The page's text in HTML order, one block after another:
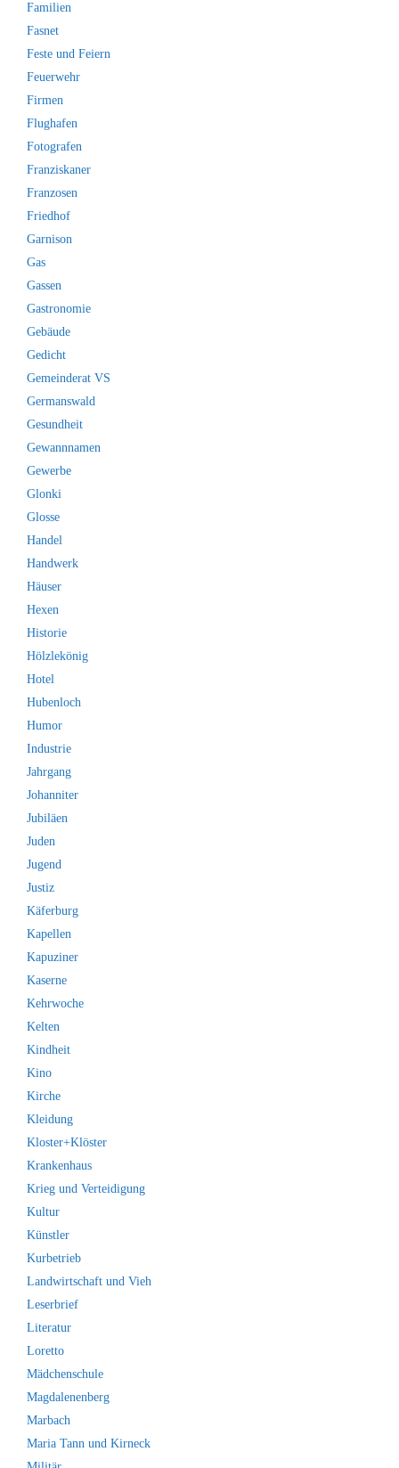
Familien
Fasnet
Feste und Feiern
Feuerwehr
Firmen
Flughafen
Fotografen
Franziskaner
Franzosen
Friedhof
Garnison
Gas
Gassen
Gastronomie
Gebäude
Gedicht
Gemeinderat VS
Germanswald
Gesundheit
Gewannnamen
Gewerbe
Glonki
Glosse
Handel
Handwerk
Häuser
Hexen
Historie
Hölzlekönig
Hotel
Hubenloch
Humor
Industrie
Jahrgang
Johanniter
Jubiläen
Juden
Jugend
Justiz
Käferburg
Kapellen
Kapuziner
Kaserne
Kehrwoche
Kelten
Kindheit
Kino
Kirche
Kleidung
Kloster+Klöster
Krankenhaus
Krieg und Verteidigung
Kultur
Künstler
Kurbetrieb
Landwirtschaft und Vieh
Leserbrief
Literatur
Loretto
Mädchenschule
Magdalenenberg
Marbach
Maria Tann und Kirneck